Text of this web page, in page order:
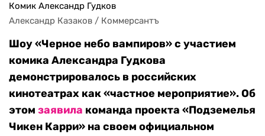
Комик Александр Гудков
Александр Казаков / Коммерсантъ
Шоу «Черное небо вампиров» с участием
комика Александра Гудкова
демонстрировалось в российских
кинотеатрах как «частное мероприятие». Об
этом заявила команда проекта «Подземелья
Чикен Карри» на своем официальном